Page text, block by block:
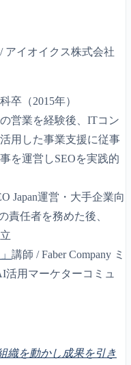
アイオイクス株式会社
卒（2015年）
営業を経験後、ITコン
用した事業支援に従事
を運営しSEOを実践的
Japan運営・大手企業向
責任者を務めた後、
講師 / Faber Company ミ
活用マーケターコミュ
織を動かし成果を引き